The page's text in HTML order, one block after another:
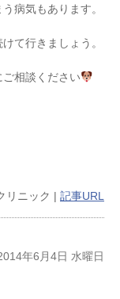
病気もあります。
て行きましょう。
相談ください
リニック | 記事URL
年6月4日 水曜日